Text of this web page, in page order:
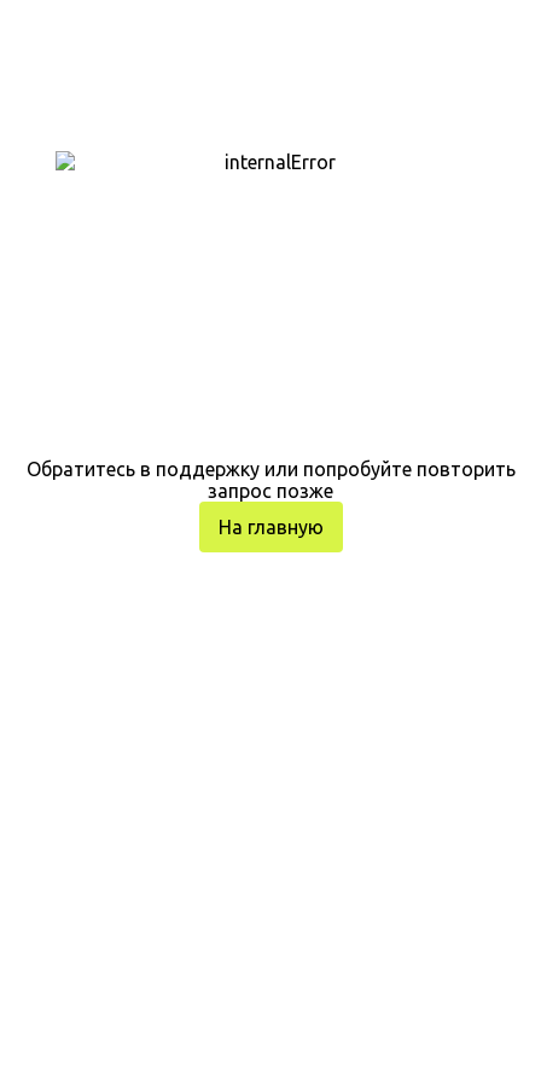
Обратитесь в поддержку или попробуйте повторить
запрос позже
На главную